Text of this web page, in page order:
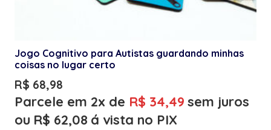
Jogo Cognitivo para Autistas guardando minhas
coisas no lugar certo
R$ 68,98
Parcele em 2x de R$ 34,49 sem juros
ou R$ 62,08 á vista no PIX